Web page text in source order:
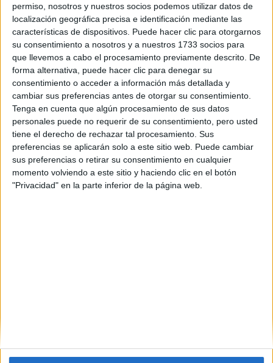
permiso, nosotros y nuestros socios podemos utilizar datos de
localización geográfica precisa e identificación mediante las
características de dispositivos. Puede hacer clic para otorgarnos
su consentimiento a nosotros y a nuestros 1733 socios para
que llevemos a cabo el procesamiento previamente descrito. De
forma alternativa, puede hacer clic para denegar su
consentimiento o acceder a información más detallada y
cambiar sus preferencias antes de otorgar su consentimiento.
Tenga en cuenta que algún procesamiento de sus datos
personales puede no requerir de su consentimiento, pero usted
tiene el derecho de rechazar tal procesamiento. Sus
preferencias se aplicarán solo a este sitio web. Puede cambiar
sus preferencias o retirar su consentimiento en cualquier
momento volviendo a este sitio y haciendo clic en el botón
"Privacidad" en la parte inferior de la página web.
2 comentarios
Máster Interuniversitario en
Mecánica de Fluidos
Computacionales
Impartido en:
Online
El Máster Interuniversitario en Mecánica de Fluidos
Computacional (CFD) online coordinado con la Universidad
Rovira i Virgili te formará como un experto en la modelización y
simulación de fluidos en movimiento o en reposo y su interacción
con el entorno que los limita.
1(current)
2 3 4 5 ... siguiente last